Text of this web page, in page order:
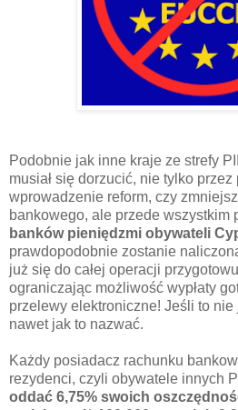
Podobnie jak inne kraje ze strefy
musiał się dorzucić, nie tylko
wprowadzenie reform, czy
bankowego, ale przede wszystkim
banków pieniędzmi obywateli
prawdopodobnie zostanie
już się do całej operacji
ograniczając możliwość wypłaty
przelewy elektroniczne! Jeśli to
nawet jak to nazwać.
Każdy posiadacz rachunku
rezydenci, czyli obywatele innych
oddać 6,75% swoich